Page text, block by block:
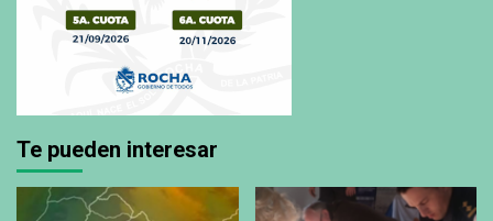
Te pueden interesar